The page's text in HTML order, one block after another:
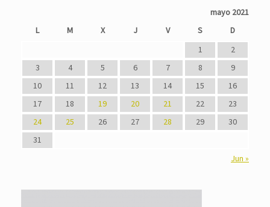
mayo 2021
L
M X J V S
D
1
2
3
4 5 6 7 8
9
10
11 12 13 14 15
16
17
18 19 20 21 22
23
24
25 26 27 28 29
30
31
Jun »